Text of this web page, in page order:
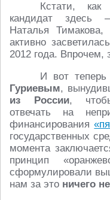
Кстати,
кандидат здесь
Наталья
активно
2012 года. Впрочем,
И вот теперь
Гуриевым,
из России,
отвечать на
финансирования
государственных
момента
принцип
сформулировали
нам за это ничего